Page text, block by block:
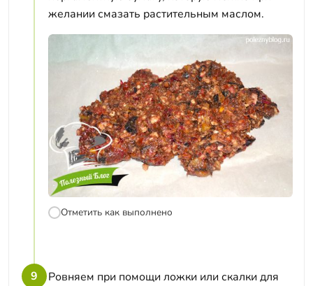
желании смазать растительным маслом.
Отметить как выполнено
9
Ровняем при помощи ложки или скалки для